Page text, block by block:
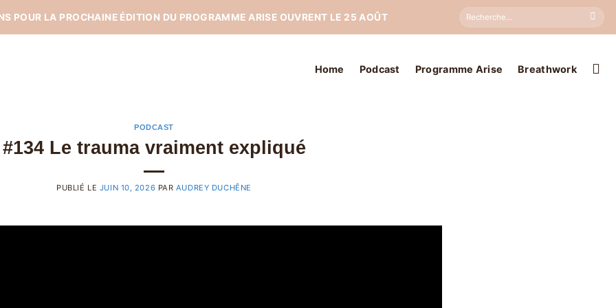
POUR LA PROCHAINE ÉDITION DU PROGRAMME ARISE OUVRENT LE 25 AOÛT
Search
Home Podcast Programme Arise Breathwork
PODCAST
#134 Le trauma vraiment expliqué
PUBLIÉ LE JUIN 10, 2026 PAR AUDREY DUCHÊNE